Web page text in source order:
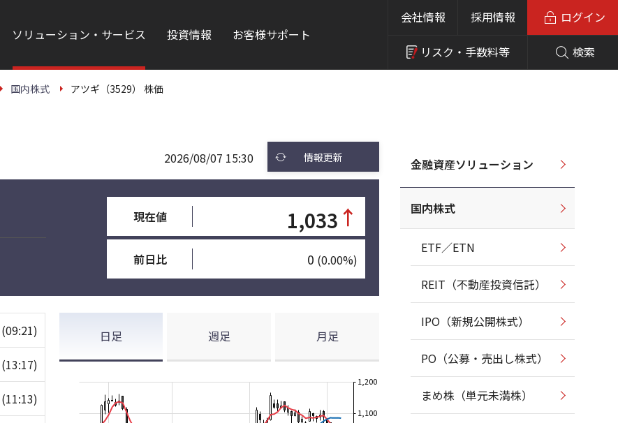
ソリューション・サービス 投資情報 お客様サポート
会社情報 採用情報
リスク・ 手数料等 検索
ログイン
国内株式 アツギ（3529） 株価
2026/08/07 15:30 情報更新
現在値 1,033 ↑
前日比 0 (0.00%)
(09:21)
(13:17)
(11:13)
日足 週足 月足
1,100
1,200
金融資産ソリューション
国内株式
ETF／ETN
REIT（不動産投資信託）
IPO（新規公開株式）
PO（公募・売出し株式）
まめ株（単元未満株）